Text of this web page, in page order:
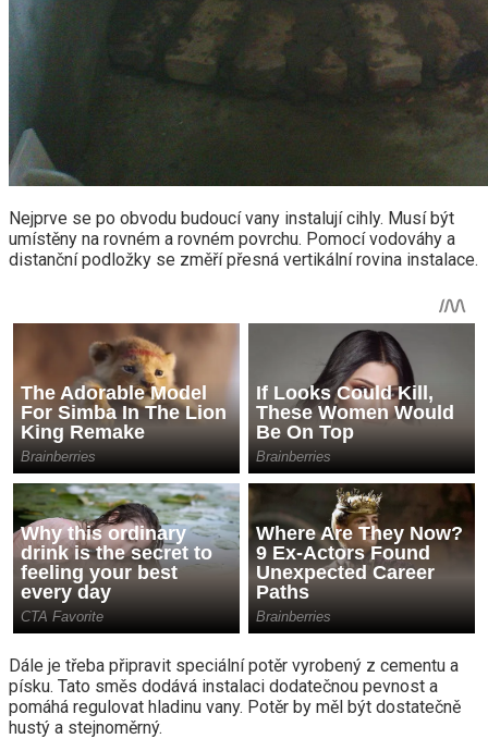
Nejprve se po obvodu budoucí vany instalují cihly. Musí být
umístěny na rovném a rovném povrchu. Pomocí vodováhy a
distanční podložky se změří přesná vertikální rovina instalace.
Dále je třeba připravit speciální potěr vyrobený z cementu a
písku. Tato směs dodává instalaci dodatečnou pevnost a
pomáhá regulovat hladinu vany. Potěr by měl být dostatečně
hustý a stejnoměrný.